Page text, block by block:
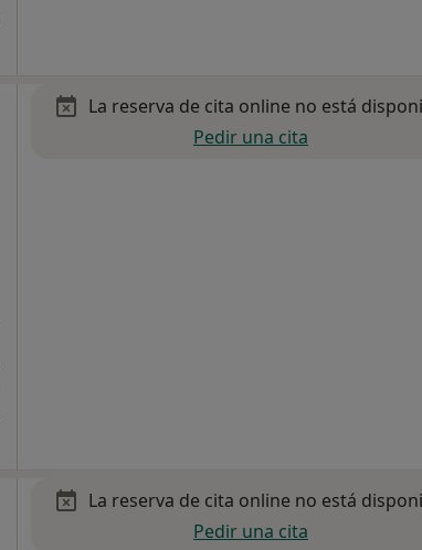
La reserva de cita online no está
Pedir una cita
La reserva de cita online no está
Pedir una cita